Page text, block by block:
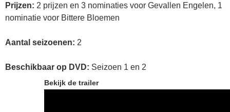
Prijzen: 2 prijzen en 3 nominaties voor Gevallen Engelen, 1
nominatie voor Bittere Bloemen
Aantal seizoenen: 2
Beschikbaar op DVD: Seizoen 1 en 2
Bekijk de trailer